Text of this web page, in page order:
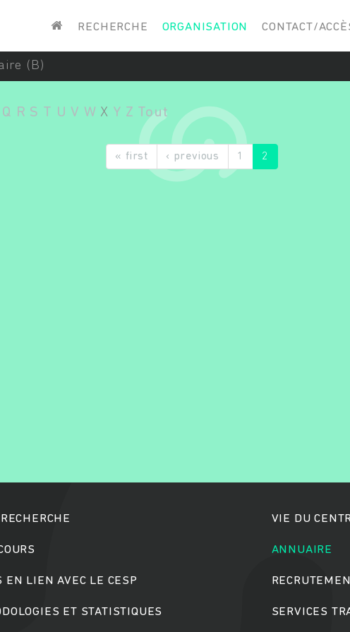
RECHERCHE ORGANISATION CONTACT/
(B)
Q R S T U V W X Y Z Tout
« first ‹ previous 1 2
EN LIEN AVEC LE CESP
ET STATISTIQUES
VIE DU
ANNUAIRE
SERVICES